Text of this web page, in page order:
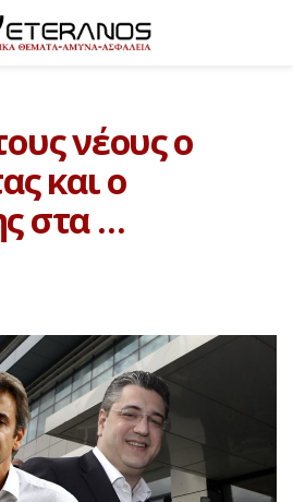
νέους ο
και ο
στα …